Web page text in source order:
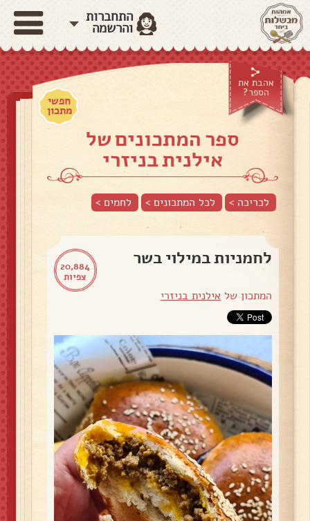
התחברות
והרשמה
אהבת את
הספר?
חפשי
מתכון
ספר המתכונים של
אילנית בניזרי
לכריכה > לכל המתכונים > לחמים>
20,884
צפיות
לחמניות במילוי בשר
המתכון של אילנית בניזרי